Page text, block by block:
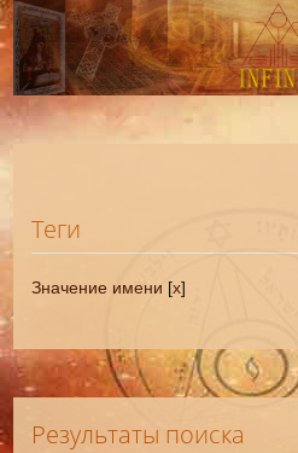
Теги
Значение имени [x]
Результаты поиска